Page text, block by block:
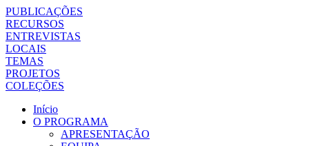
PUBLICAÇÕES
RECURSOS
ENTREVISTAS
LOCAIS
TEMAS
PROJETOS
COLEÇÕES
Início
O PROGRAMA
APRESENTAÇÃO